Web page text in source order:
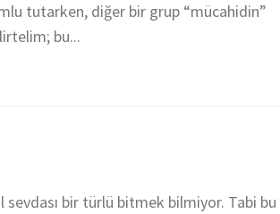
tutarken, diğer bir grup “mücahidin”
bu...
sevdası bir türlü bitmek bilmiyor. Tabi bu